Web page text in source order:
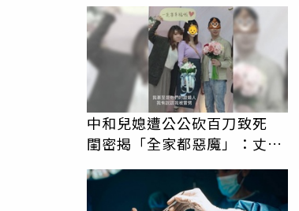
中和兒媳遭公公砍百刀致死
閨密揭「全家都惡魔」：丈夫